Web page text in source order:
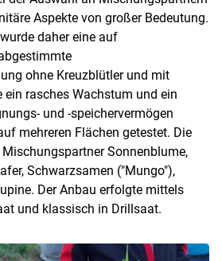
Aspekte von großer Bedeutung.
daher eine auf
ohne Kreuzblütler und mit
ein rasches Wachstum und ein
und -speichervermögen
mehreren Flächen getestet. Die
Sonnenblume,
Schwarzsamen ("Mungo"),
Der Anbau erfolgte mittels
und klassisch in Drillsaat.